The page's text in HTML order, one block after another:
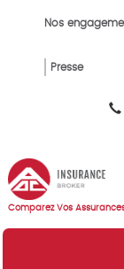
content
Top
Menu
FR
Nos
Presse
Comparez Vos